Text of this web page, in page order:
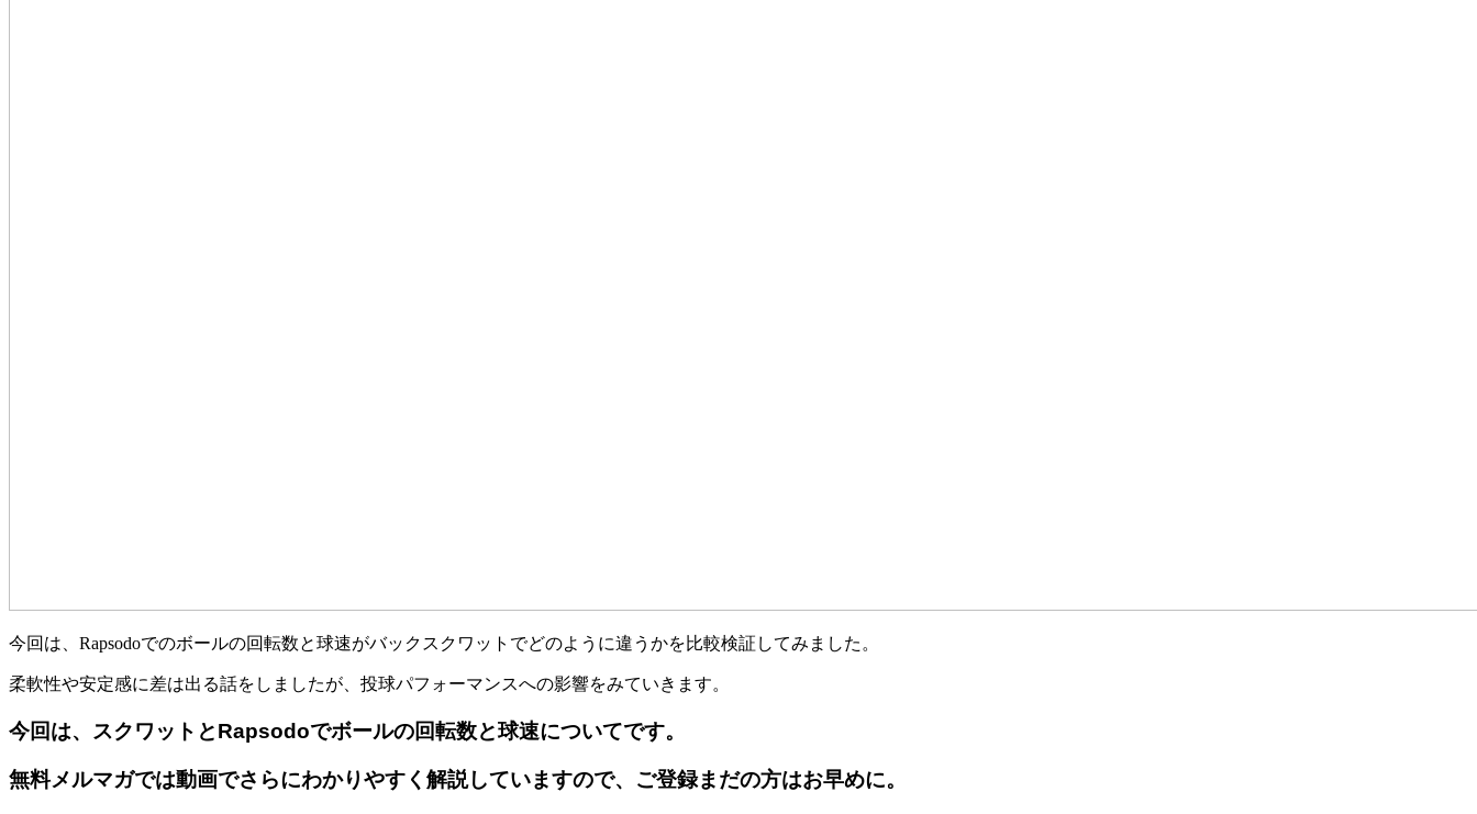
今回は、Rapsodoでのボールの回転数と球速がバックスクワットでどのように違うかを比較検証してみました。
柔軟性や安定感に差は出る話をしましたが、投球パフォーマンスへの影響をみていきます。
今回は、スクワットとRapsodoでボールの回転数と球速についてです。
無料メルマガでは動画でさらにわかりやすく解説していますので、ご登録まだの方はお早めに。